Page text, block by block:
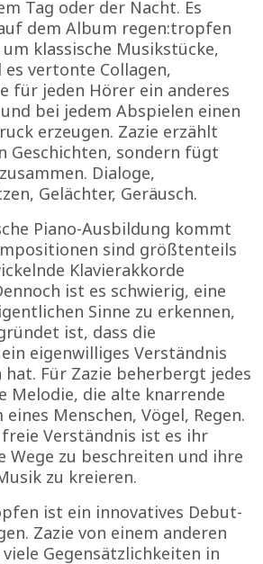
Tag oder der Nacht. Es
dem Album regen:tropfen
klassische Musikstücke,
vertonte Collagen,
für jeden Hörer ein anderes
bei jedem Abspielen einen
erzeugen. Zazie erzählt
Geschichten, sondern fügt
Dialoge,
Gelächter, Geräusch.
Piano-Ausbildung kommt
sind größtenteils
Klavierakkorde
ist es schwierig, eine
Sinne zu erkennen,
ist, dass die
eigenwilliges Verständnis
hat. Für Zazie beherbergt jedes
Melodie, die alte knarrende
Menschen, Vögel, Regen.
freie Verständnis ist es ihr
Wege zu beschreiten und ihre
zu kreieren.
ist ein innovatives Debut-
Zazie von einem anderen
Gegensätzlichkeiten in